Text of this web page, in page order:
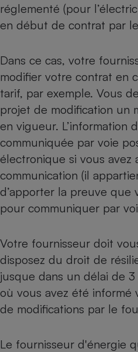
réglementé (pour
en début de contrat par
Dans ce cas, votre
modifier votre contrat en
tarif, par exemple. Vous
projet de modification un
en vigueur. L’information
communiquée par voie
électronique si vous avez
communication (il
d’apporter la preuve que
pour communiquer par
Votre fournisseur doit
disposez du droit de
jusque dans un délai de
où vous avez été informé
de modifications par le
Le fournisseur d'énergie